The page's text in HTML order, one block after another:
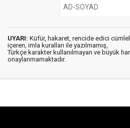
UYARI: Küfür, hakaret, rencide edici
içeren, imla kuralları ile yazılmamış,
Türkçe karakter kullanılmayan ve büyük
onaylanmamaktadır.